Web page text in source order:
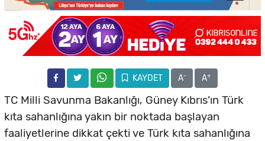
KAYDET A- A+
TC Milli Savunma Bakanlığı, Güney Kıbrıs’ın Türk
kıta sahanlığına yakın bir noktada başlayan
faaliyetlerine dikkat çekti ve Türk kıta sahanlığına